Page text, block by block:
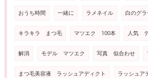
おうち時間 一緒に ラメネイル 白のグ
キラキラ まつ毛 マツエク 100本 人気
解消 モデル マツエク 写真 似合わせ
まつ毛美容液 ラッシュアディクト ラッシュ